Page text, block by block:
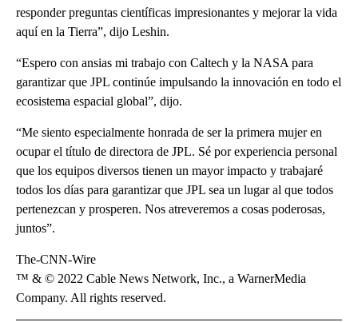
responder preguntas científicas impresionantes y mejorar la vida
aquí en la Tierra”, dijo Leshin.
“Espero con ansias mi trabajo con Caltech y la NASA para
garantizar que JPL continúe impulsando la innovación en todo el
ecosistema espacial global”, dijo.
“Me siento especialmente honrada de ser la primera mujer en
ocupar el título de directora de JPL. Sé por experiencia personal
que los equipos diversos tienen un mayor impacto y trabajaré
todos los días para garantizar que JPL sea un lugar al que todos
pertenezcan y prosperen. Nos atreveremos a cosas poderosas,
juntos”.
The-CNN-Wire
™ & © 2022 Cable News Network, Inc., a WarnerMedia
Company. All rights reserved.